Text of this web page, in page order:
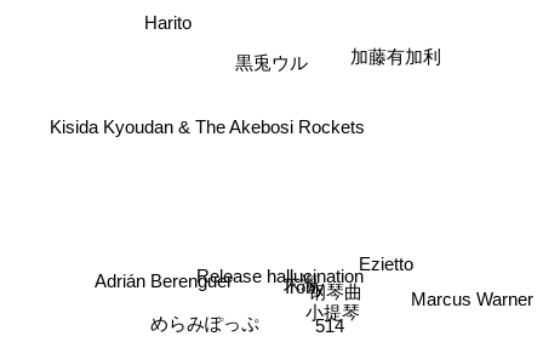
黒兎ウル
大海钢琴曲
Irony
514
Harito
小提琴
Kisida Kyoudan & The Akebosi Rockets
加藤有加利
めらみぽっぷ
Adrián Berenguer
Ezietto
Release hallucination
Marcus Warner